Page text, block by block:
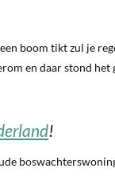
boom tikt zul je
en daar stond
!